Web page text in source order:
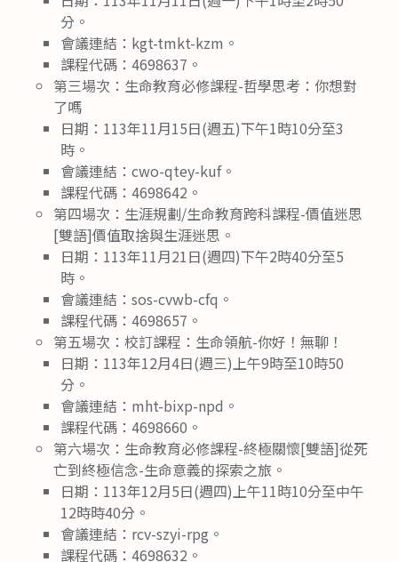
分。
會議連結：kgt-tmkt-kzm。
課程代碼：4698637。
第三場次：生命教育必修課程-哲學思考：你想對
了嗎
日期：113年11月15日(週五)下午1時10分至3
時。
會議連結：cwo-qtey-kuf。
課程代碼：4698642。
第四場次：生涯規劃/生命教育跨科課程-價值迷思
[雙語]價值取捨與生涯迷思。
日期：113年11月21日(週四)下午2時40分至5
時。
會議連結：sos-cvwb-cfq。
課程代碼：4698657。
第五場次：校訂課程：生命領航-你好！無聊！
日期：113年12月4日(週三)上午9時至10時50
分。
會議連結：mht-bixp-npd。
課程代碼：4698660。
第六場次：生命教育必修課程-終極關懷[雙語]從死
亡到終極信念-生命意義的探索之旅。
日期：113年12月5日(週四)上午11時10分至中午
12時時40分。
會議連結：rcv-szyi-rpg。
課程代碼：4698632。